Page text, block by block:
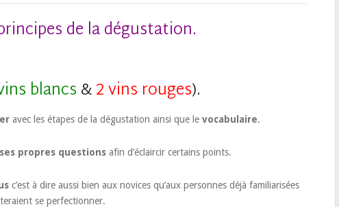
de la dégustation.
blancs&2 vins rouges).
avec les étapes de la dégustation ainsi que le vocabulaire.
ses propres questionsafin d’éclaircir certains points.
c’est à dire aussi bien aux novices qu’aux personnes déjà familiarisées
se perfectionner.